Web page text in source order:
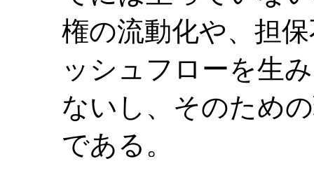
権の流動化や、担
ッシュフローを生
ないし、そのため
である。